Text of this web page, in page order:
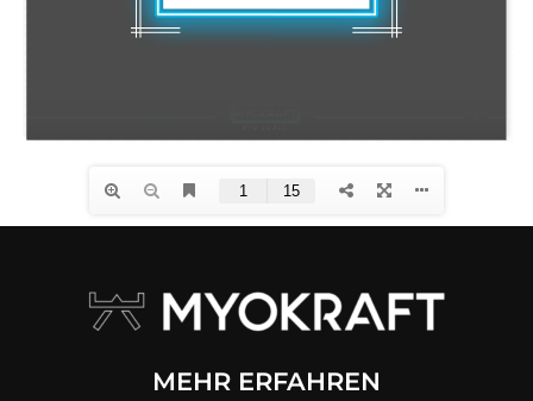
MEHR ERFAHREN